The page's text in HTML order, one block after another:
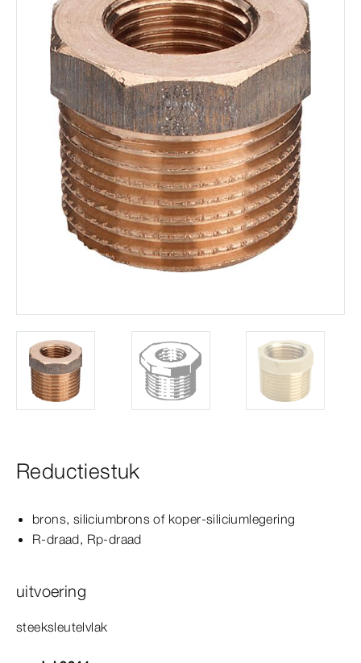
Reductiestuk
brons, siliciumbrons of koper-​siliciumlegering
R-​draad, Rp-​draad
uitvoering
steeksleutelvlak